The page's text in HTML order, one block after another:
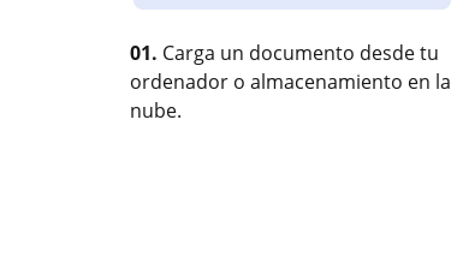
01. Carga un documento desde tu
ordenador o almacenamiento en la
nube.